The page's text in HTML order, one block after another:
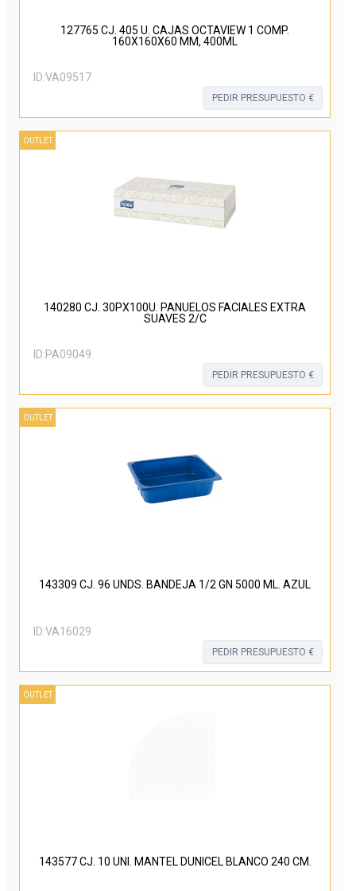
127765 CJ. 405 U. CAJAS OCTAVIEW 1 COMP.
160X160X60 MM, 400ML
ID:VA09517
PEDIR PRESUPUESTO €
OUTLET
140280 CJ. 30PX100U. PAÑUELOS FACIALES EXTRA
SUAVES 2/C
ID:PA09049
PEDIR PRESUPUESTO €
OUTLET
143309 CJ. 96 UNDS. BANDEJA 1/2 GN 5000 ML. AZUL
ID:VA16029
PEDIR PRESUPUESTO €
OUTLET
143577 CJ. 10 UNI. MANTEL DUNICEL BLANCO 240 CM.